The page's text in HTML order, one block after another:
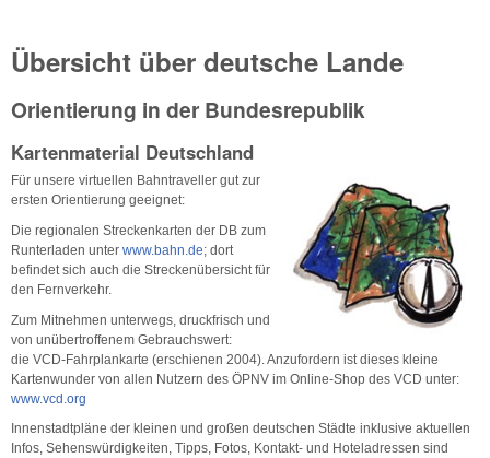
Übersicht über deutsche Lande
Orientierung in der Bundesrepublik
Kartenmaterial Deutschland
Für unsere virtuellen Bahntraveller gut zur
ersten Orientierung geeignet:
Die regionalen Streckenkarten der DB zum
Runterladen unter www.bahn.de; dort
befindet sich auch die Streckenübersicht für
den Fernverkehr.
Zum Mitnehmen unterwegs, druckfrisch und
von unübertroffenem Gebrauchswert:
die VCD-Fahrplankarte (erschienen 2004). Anzufordern ist dieses kleine
Kartenwunder von allen Nutzern des ÖPNV im Online-Shop des VCD unter:
www.vcd.org
Innenstadtpläne der kleinen und großen deutschen Städte inklusive aktuellen
Infos, Sehenswürdigkeiten, Tipps, Fotos, Kontakt- und Hoteladressen sind